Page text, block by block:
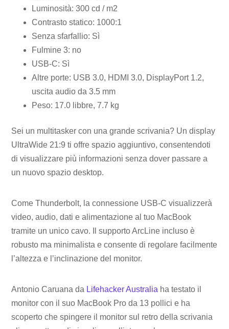
Luminosità: 300 cd / m2
Contrasto statico: 1000:1
Senza sfarfallio: Sì
Fulmine 3: no
USB-C: Sì
Altre porte: USB 3.0, HDMI 3.0, DisplayPort 1.2,
uscita audio da 3.5 mm
Peso: 17.0 libbre, 7.7 kg
Sei un multitasker con una grande scrivania? Un display
UltraWide 21:9 ti offre spazio aggiuntivo, consentendoti
di visualizzare più informazioni senza dover passare a
un nuovo spazio desktop.
Come Thunderbolt, la connessione USB-C visualizzerà
video, audio, dati e alimentazione al tuo MacBook
tramite un unico cavo. Il supporto ArcLine incluso è
robusto ma minimalista e consente di regolare facilmente
l’altezza e l’inclinazione del monitor.
Antonio Caruana da Lifehacker Australia ha testato il
monitor con il suo MacBook Pro da 13 pollici e ha
scoperto che spingere il monitor sul retro della scrivania